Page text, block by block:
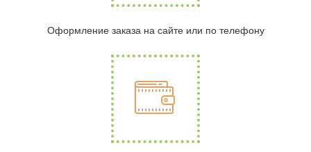
Оформление заказа на сайте или по телефону